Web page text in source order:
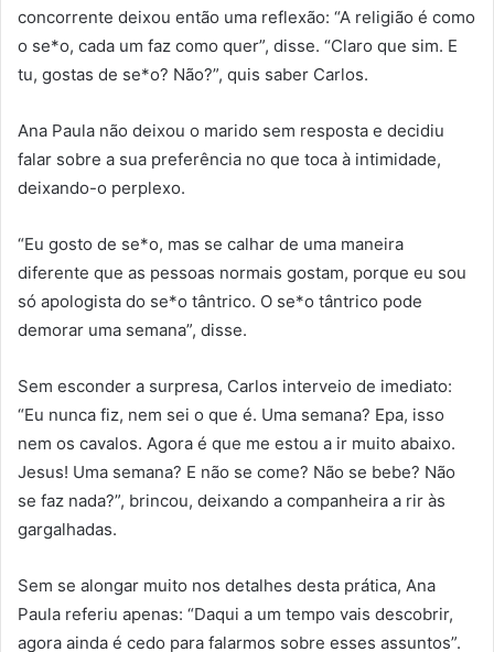
concorrente deixou então uma reflexão: “A religião é como
o se*o, cada um faz como quer”, disse. “Claro que sim. E
tu, gostas de se*o? Não?”, quis saber Carlos.
Ana Paula não deixou o marido sem resposta e decidiu
falar sobre a sua preferência no que toca à intimidade,
deixando-o perplexo.
“Eu gosto de se*o, mas se calhar de uma maneira
diferente que as pessoas normais gostam, porque eu sou
só apologista do se*o tântrico. O se*o tântrico pode
demorar uma semana”, disse.
Sem esconder a surpresa, Carlos interveio de imediato:
“Eu nunca fiz, nem sei o que é. Uma semana? Epa, isso
nem os cavalos. Agora é que me estou a ir muito abaixo.
Jesus! Uma semana? E não se come? Não se bebe? Não
se faz nada?”, brincou, deixando a companheira a rir às
gargalhadas.
Sem se alongar muito nos detalhes desta prática, Ana
Paula referiu apenas: “Daqui a um tempo vais descobrir,
agora ainda é cedo para falarmos sobre esses assuntos”.